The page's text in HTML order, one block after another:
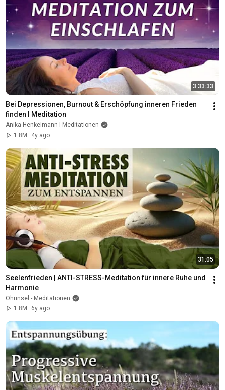
3:33:33
Bei Depressionen, Burnout & Erschöpfung inneren Frieden
finden I Meditation
Anika Henkelmann I Meditationen
1.8M
4y ago
31:05
Seelenfrieden | ANTI-STRESS-Meditation für innere Ruhe und
Harmonie
Ohrinsel - Meditationen
1.8M
6y ago